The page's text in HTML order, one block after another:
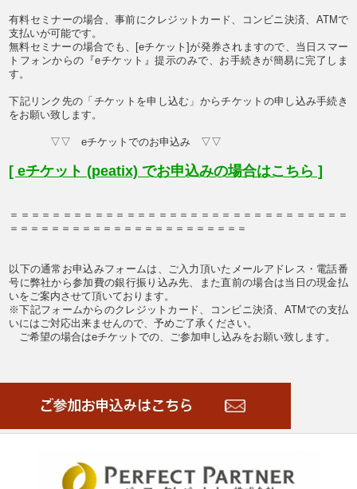
有料セミナーの場合、事前にクレジットカード、コンビニ決済、ATMで
支払いが可能です。
無料セミナーの場合でも、[eチケット]が発券されますので、当日スマー
トフォンからの『eチケット』提示のみで、お手続きが簡易に完了しま
す。
下記リンク先の「チケットを申し込む」からチケットの申し込み手続き
をお願い致します。
▽▽ eチケットでのお申込み ▽▽
[ eチケット (peatix) でお申込みの場合はこちら ]
＝＝＝＝＝＝＝＝＝＝＝＝＝＝＝＝＝＝＝＝＝＝＝＝＝＝＝＝＝＝＝＝
＝＝＝＝＝＝＝＝＝＝＝＝＝＝＝＝＝＝＝＝＝＝＝
以下の通常お申込みフォームは、ご入力頂いたメールアドレス・電話番
号に弊社から参加費の銀行振り込み先、また直前の場合は当日の現金払
いをご案内させて頂いております。
※下記フォームからのクレジットカード、コンビニ決済、ATMでの支払
いにはご対応出来ませんので、予めご了承ください。
ご希望の場合はeチケットでの、ご参加申し込みをお願い致します。